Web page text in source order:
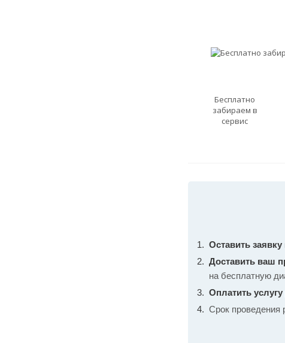
Бесплатно
забираем в
сервис
Оставить заявку
Доставить ваш
на бесплатную
Оплатить услугу
Срок проведения